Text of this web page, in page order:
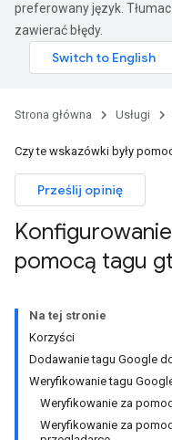
preferowany język.
zawierać błędy.
Strona główna Usługi
Czy te wskazówki były
Prześlij opinię
pomocą tagu
Na tej stronie
Korzyści
Dodawanie tagu Google
Weryfikowanie tagu
Weryfikowanie za
Weryfikowanie za